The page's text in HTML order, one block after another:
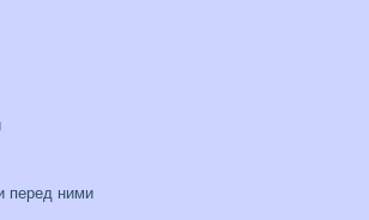
перед ними